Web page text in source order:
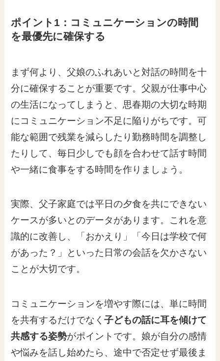
ポイント1：コミュニケーションの時間
を最優先に確保する
まず何より、父娘のふれあいと対話の時間を十
分に確保することが重要です。父親が仕事中心
の生活になってしまうと、思春期の大切な時期
にコミュニケーション不足に陥りがちです。可
能な範囲で残業を減らしたり勤務時間を調整し
たりして、毎日少しでも顔を合わせて話す時間
や一緒に食事をする時間を作りましょう。
実際、父子家庭では平日の夕食を共にできない
ケースが多いとのデータがあります。これを意
識的に改善し、「おかえり」「今日は学校で何
があった？」といった日常の会話を欠かさない
ことが大切です。
コミュニケーションを増やす際には、単に時間
を共有するだけでなく子どもの話に耳を傾けて
共感する姿勢がポイントです。娘が自分の感情
や悩みを話し始めたら、途中で否定せず最後ま